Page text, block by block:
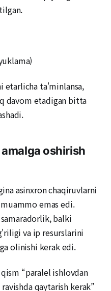
etarlicha ta'minlansa,
davom etadigan bitta
oshirish
asinxron chaqiruvlarni
emas edi.
balki
va ip resurslarini
olinishi kerak edi.
“paralel ishlovdan
qaytarish kerak”